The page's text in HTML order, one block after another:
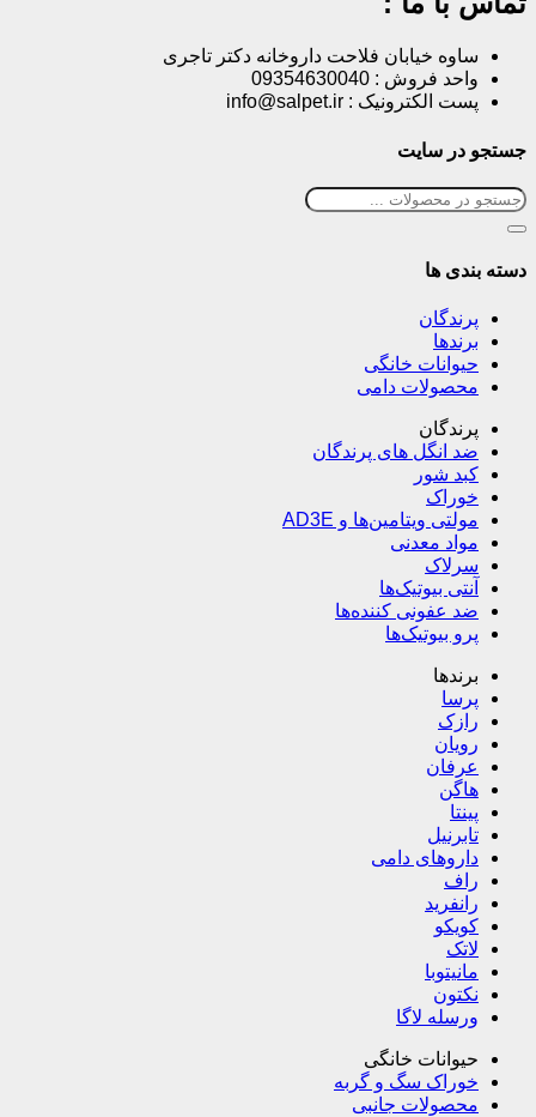
ساوه خیابان فلاحت داروخانه دکتر تاجری
واحد فروش : 09354630040
پست الکترونیک : info@salpet.ir
جستجو در سایت
دسته بندی ها
پرندگان
برندها
حیوانات خانگی
محصولات دامی
پرندگان
ضد انگل های پرندگان
کبد شور
خوراک
مولتی ویتامین‌ها و AD3E
مواد معدنی
سرلاک
آنتی بیوتیک‌ها
ضد عفونی کننده‌ها
پرو بیوتیک‌ها
برندها
پرسا
رازک
رویان
عرفان
هاگن
پینتا
تابرنیل
داروهای دامی
راف
رانفرید
کویکو
لاتک
مانیتوبا
نکتون
ورسله لاگا
حیوانات خانگی
خوراک سگ و گربه
محصولات جانبی